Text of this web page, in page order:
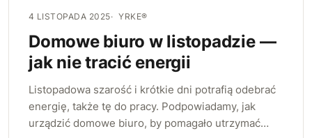
4 LISTOPADA 2025 YRKE®
Domowe biuro w listopadzie —
jak nie tracić energii
Listopadowa szarość i krótkie dni potrafią odebrać
energię, także tę do pracy. Podpowiadamy, jak
urządzić domowe biuro, by pomagało utrzymać